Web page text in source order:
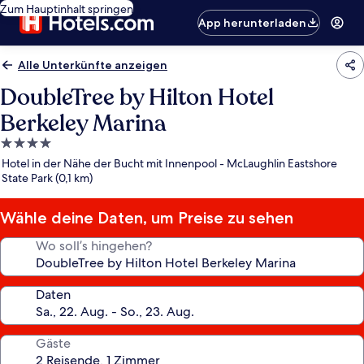
Zum Hauptinhalt springen
App herunterladen
Alle Unterkünfte anzeigen
DoubleTree by Hilton Hotel
Berkeley Marina
4.0-
Sterne-
Unterkunft
Hotel in der Nähe der Bucht mit Innenpool - McLaughlin Eastshore
State Park (0,1 km)
Wähle deine Daten, um Preise zu sehen
Wo soll’s hingehen?
Daten
Gäste